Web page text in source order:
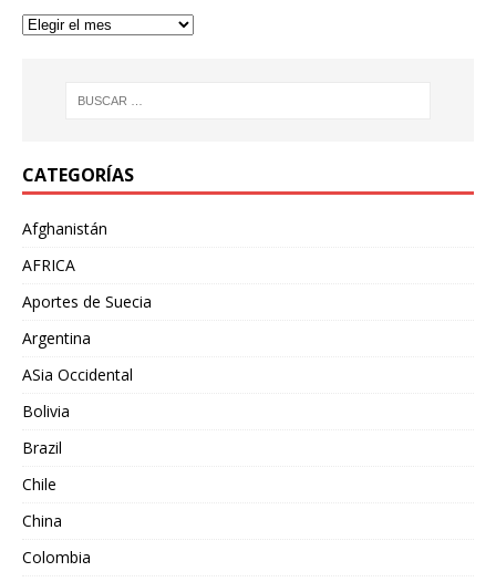
CATEGORÍAS
Afghanistán
AFRICA
Aportes de Suecia
Argentina
ASia Occidental
Bolivia
Brazil
Chile
China
Colombia